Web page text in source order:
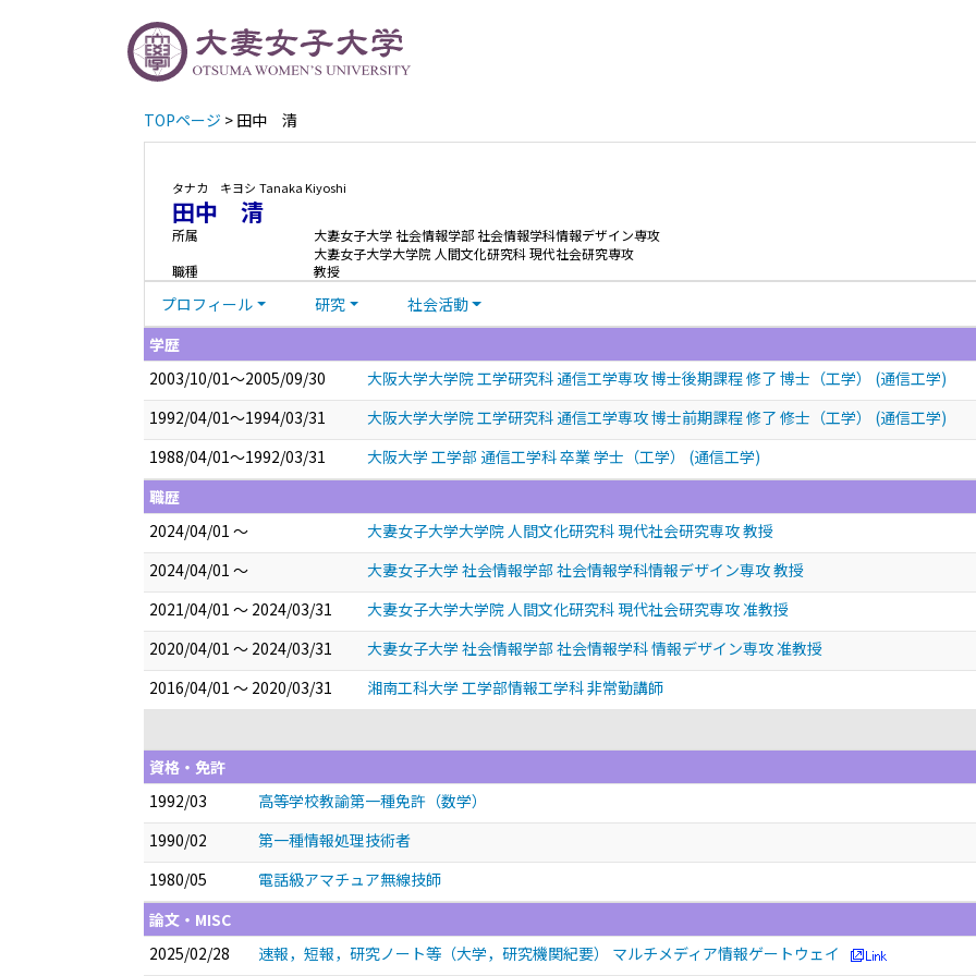
TOPページ > 田中 清
タナカ キヨシ Tanaka Kiyoshi
田中 清
所属
大妻女子大学 社会情報学部 社会情報学科情報デザイン専攻
大妻女子大学大学院 人間文化研究科 現代社会研究専攻
職種
教授
プロフィール 研究
社会活動
学歴
2003/10/01～2005/09/30
大阪大学大学院 工学研究科 通信工学専攻 博士後期課程 修了 博士（工学） (通信工学)
1992/04/01～1994/03/31
大阪大学大学院 工学研究科 通信工学専攻 博士前期課程 修了 修士（工学） (通信工学)
1988/04/01～1992/03/31
大阪大学 工学部 通信工学科 卒業 学士（工学） (通信工学)
職歴
2024/04/01 ～
大妻女子大学大学院 人間文化研究科 現代社会研究専攻 教授
2024/04/01 ～
大妻女子大学 社会情報学部 社会情報学科情報デザイン専攻 教授
2021/04/01 ～ 2024/03/31
大妻女子大学大学院 人間文化研究科 現代社会研究専攻 准教授
2020/04/01 ～ 2024/03/31
大妻女子大学 社会情報学部 社会情報学科 情報デザイン専攻 准教授
2016/04/01 ～ 2020/03/31
湘南工科大学 工学部情報工学科 非常勤講師
資格・免許
1992/03
高等学校教諭第一種免許（数学）
1990/02
第一種情報処理技術者
1980/05
電話級アマチュア無線技師
論文・MISC
2025/02/28
速報，短報，研究ノート等（大学，研究機関紀要） マルチメディア情報ゲートウェイ